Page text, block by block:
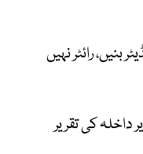
بنیں، رائٹر نہیں
داخلہ کی تقریر